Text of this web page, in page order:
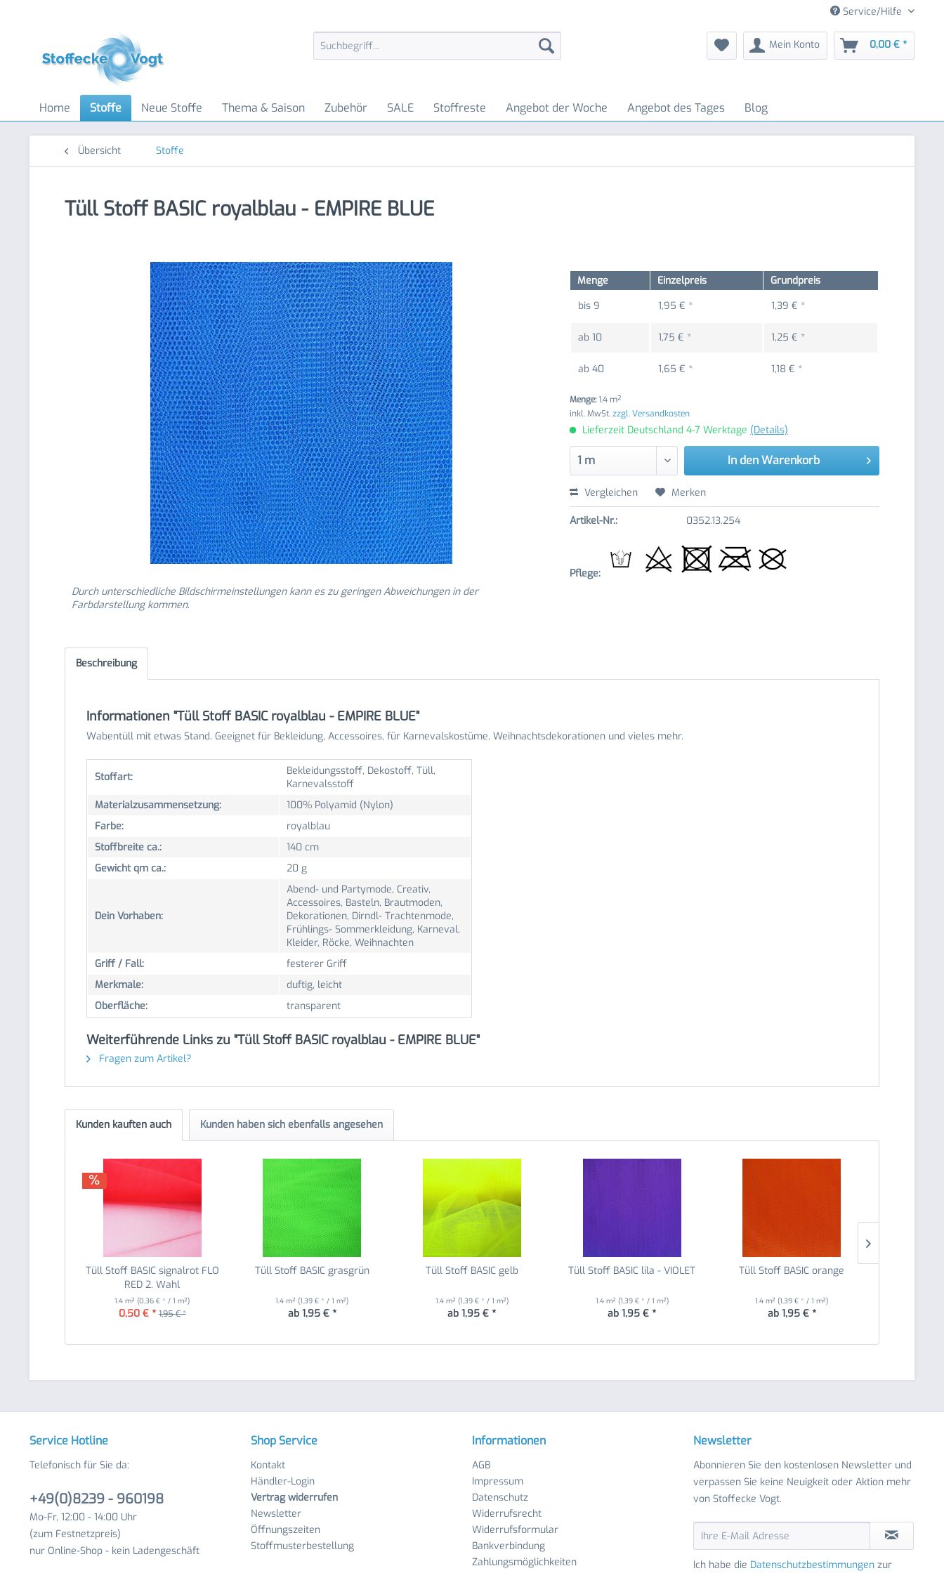
Service/Hilfe
Mein Konto 0,00 € *
Home Stoffe Neue Stoffe Thema & Saison Zubehör SALE Stoffreste Angebot der Woche Angebot des Tages Blog
Übersicht Stoffe
Tüll Stoff BASIC royalblau - EMPIRE BLUE
Durch unterschiedliche Bildschirmeinstellungen kann es zu geringen Abweichungen in der
Farbdarstellung kommen.
Menge Einzelpreis
Grundpreis
bis 9 1,95 € * 1,39 € *
ab10 1,75 € * 1,25 € *
ab40 1,65 € * 1,18 € *
Menge:1.4 m²
inkl. MwSt.zzgl. Versandkosten
Lieferzeit Deutschland 4-7 Werktage (Details)
In den Warenkorb
Vergleichen Merken
Artikel-Nr.: 0352.13.254
Pflege:
Beschreibung
Informationen "Tüll Stoff BASIC royalblau - EMPIRE BLUE"
Wabentüll mit etwas Stand. Geeignet für Bekleidung, Accessoires, für Karnevalskostüme, Weihnachtsdekorationen und vieles mehr.
Stoffart:
Bekleidungsstoff, Dekostoff, Tüll,
Karnevalsstoff
Materialzusammensetzung:
100% Polyamid (Nylon)
Farbe:
royalblau
Stoffbreite ca.:
140 cm
Gewicht qm ca.:
20 g
Dein Vorhaben:
Abend- und Partymode, Creativ,
Accessoires, Basteln, Brautmoden,
Dekorationen, Dirndl- Trachtenmode,
Frühlings- Sommerkleidung, Karneval,
Kleider, Röcke, Weihnachten
Griff / Fall:
festerer Griff
Merkmale:
duftig, leicht
Oberfläche:
transparent
Weiterführende Links zu "Tüll Stoff BASIC royalblau - EMPIRE BLUE"
Fragen zum Artikel?
Kunden kauften auch Kunden haben sich ebenfalls angesehen
Tüll Stoff BASIC signalrot FLO
RED 2. Wahl
1.4 m²(0,36 € * / 1 m²)
0,50 € * 1,95 € *
Tüll Stoff BASIC grasgrün
1.4 m²(1,39 € * / 1 m²)
ab 1,95 € *
Tüll Stoff BASIC gelb
1.4 m² (1,39 € * / 1 m²)
ab 1,95 € *
Tüll Stoff BASIC lila - VIOLET
1.4 m² (1,39 € * / 1 m²)
ab 1,95 € *
Tüll Stoff BASIC orange
1.4 m²(1,39 € * / 1 m²)
ab 1,95 € *
Service Hotline
Telefonisch für Sie da:
+49(0)8239 - 960198
Mo-Fr, 12:00 - 14:00 Uhr
(zum Festnetzpreis)
nur Online-Shop - kein Ladengeschäft
Shop Service
Kontakt
Händler-Login
Vertrag widerrufen
Newsletter
Öffnungszeiten
Stoffmusterbestellung
Informationen
AGB
Impressum
Datenschutz
Widerrufsrecht
Widerrufsformular
Bankverbindung
Zahlungsmöglichkeiten
Newsletter
Abonnieren Sie den kostenlosen Newsletter und
verpassen Sie keine Neuigkeit oder Aktion mehr
von Stoffecke Vogt.
Ich habe die Datenschutzbestimmungen zur